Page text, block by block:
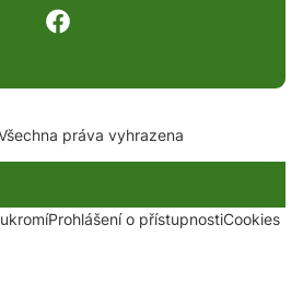
práva vyhrazena
Prohlášení o přístupnostiCookies